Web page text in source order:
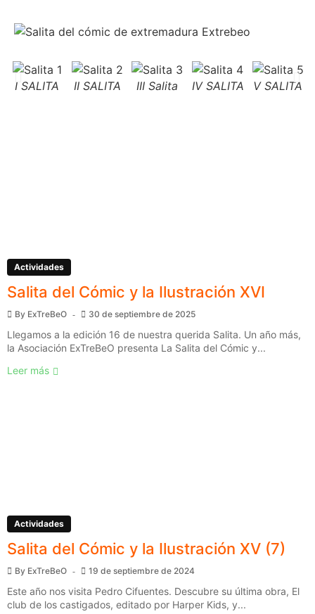
I SALITA II SALITA III Salita IV SALITA V SALITA
Actividades
Salita del Cómic y la Ilustración XVI
By ExTreBeO 30 de septiembre de 2025
Llegamos a la edición 16 de nuestra querida Salita. Un año más,
la Asociación ExTreBeO presenta La Salita del Cómic y...
Leer más
Actividades
Salita del Cómic y la Ilustración XV (7)
By ExTreBeO 19 de septiembre de 2024
Este año nos visita Pedro Cifuentes. Descubre su última obra, El
club de los castigados, editado por Harper Kids, y...